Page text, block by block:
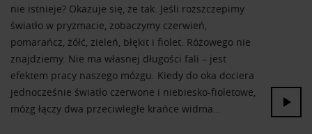
nie istnieje? Okazuje się, że tak. Jeśli rozszczepimy
światło w pryzmacie, zobaczymy czerwień,
pomarańcz, żółć, zieleń, błękit i fiolet. Różowego nie
znajdziemy. Nie ma własnej długości fali – jest
efektem pracy naszego mózgu. Kiedy do oka dociera
jednocześnie światło czerwone i niebiesko-fioletowe,
mózg łączy dwa przeciwległe krańce widma…